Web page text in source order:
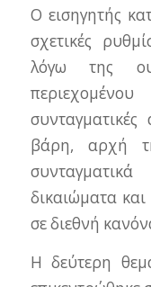
Ο εισηγητής
σχετικές
λόγω της
βάρη, αρχή
δικαιώματα
σε διεθνή
Η δεύτερη